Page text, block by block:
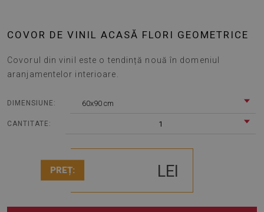
COVOR DE VINIL ACASĂ FLORI GEOMETRICE
Covorul din vinil este o tendință nouă în domeniul
aranjamentelor interioare.
DIMENSIUNE: 60x90 cm
CANTITATE: 1
PREȚ: LEI